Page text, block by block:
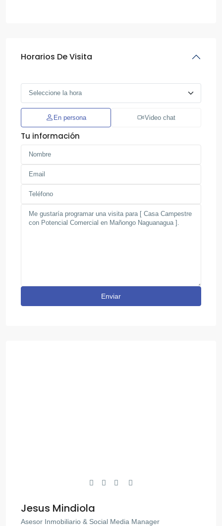
Horarios De Visita
En persona Video chat
Tu información
Jesus Mindiola
Asesor Inmobiliario & Social Media Manager